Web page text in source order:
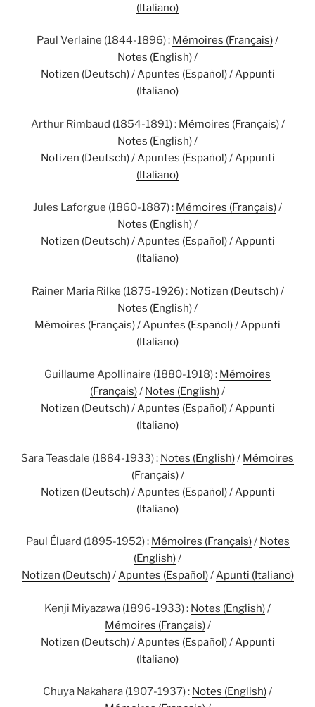
(Italiano)
Paul Verlaine (1844-1896) : Mémoires (Français)/
Notes (English)/
Notizen (Deutsch)/Apuntes (Español)/Appunti
(Italiano)
Arthur Rimbaud (1854-1891) : Mémoires (Français)/
Notes (English)/
Notizen (Deutsch)/ Apuntes (Español)/ Appunti
(Italiano)
Jules Laforgue (1860-1887) : Mémoires (Français)/
Notes (English)/
Notizen (Deutsch)/Apuntes (Español)/Appunti
(Italiano)
Rainer Maria Rilke (1875-1926) : Notizen (Deutsch)/
Notes (English)/
Mémoires (Français)/ Apuntes (Español)/ Appunti
(Italiano)
Guillaume Apollinaire (1880-1918) : Mémoires
(Français)/ Notes (English)/
Notizen (Deutsch)/Apuntes (Español)/Appunti
(Italiano)
Sara Teasdale (1884-1933) : Notes (English)/ Mémoires
(Français)/
Notizen (Deutsch)/ Apuntes (Español)/ Appunti
(Italiano)
Paul Éluard (1895-1952) : Mémoires (Français)/ Notes
(English)/
Notizen (Deutsch)/Apuntes (Español)/Apunti (Italiano)
Kenji Miyazawa (1896-1933) : Notes (English)/
Mémoires (Français)/
Notizen (Deutsch)/ Apuntes (Español)/ Appunti
(Italiano)
Chuya Nakahara (1907-1937) : Notes (English)/